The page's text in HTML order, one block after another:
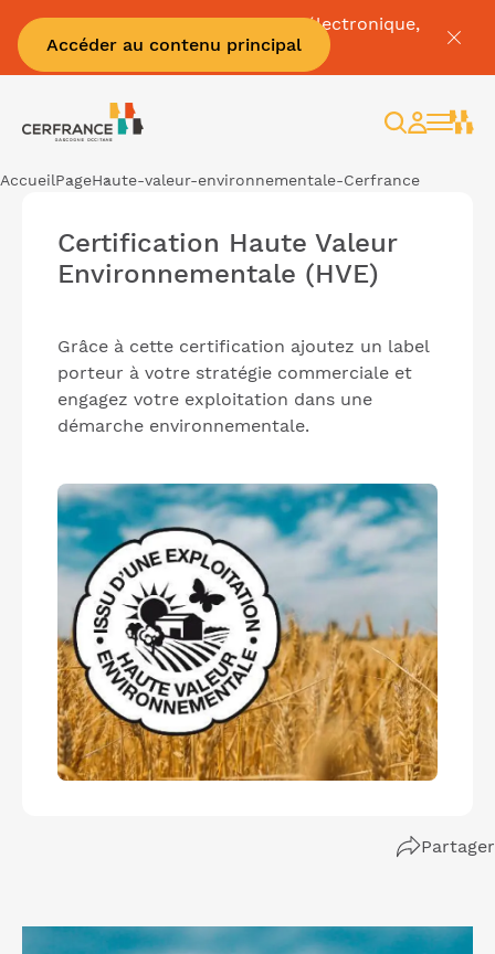
Accéder au contenu principal
Pour tout savoir sur la facture électronique,
c'est parici
Rechercher
Espace
AccueilPageHaute-valeur-environnementale-Cerfrance
Certification Haute Valeur
Environnementale (HVE)
Grâce à cette certification ajoutez un label
porteur à votre stratégie commerciale et
engagez votre exploitation dans une
démarche environnementale.
Partager